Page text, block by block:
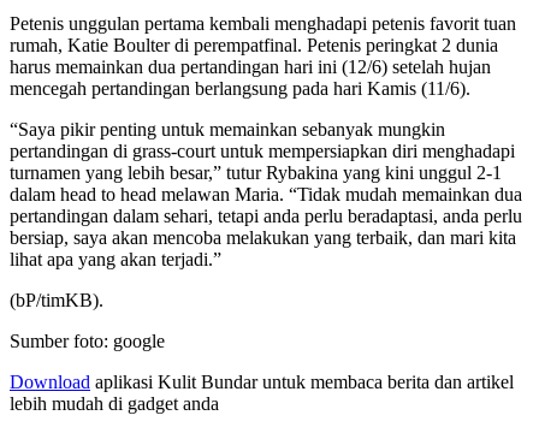
Petenis unggulan pertama kembali menghadapi petenis favorit tuan
rumah, Katie Boulter di perempatfinal. Petenis peringkat 2 dunia
harus memainkan dua pertandingan hari ini (12/6) setelah hujan
mencegah pertandingan berlangsung pada hari Kamis (11/6).
“Saya pikir penting untuk memainkan sebanyak mungkin
pertandingan di grass-court untuk mempersiapkan diri menghadapi
turnamen yang lebih besar,” tutur Rybakina yang kini unggul 2-1
dalam head to head melawan Maria. “Tidak mudah memainkan dua
pertandingan dalam sehari, tetapi anda perlu beradaptasi, anda perlu
bersiap, saya akan mencoba melakukan yang terbaik, dan mari kita
lihat apa yang akan terjadi.”
(bP/timKB).
Sumber foto: google
Download aplikasi Kulit Bundar untuk membaca berita dan artikel
lebih mudah di gadget anda